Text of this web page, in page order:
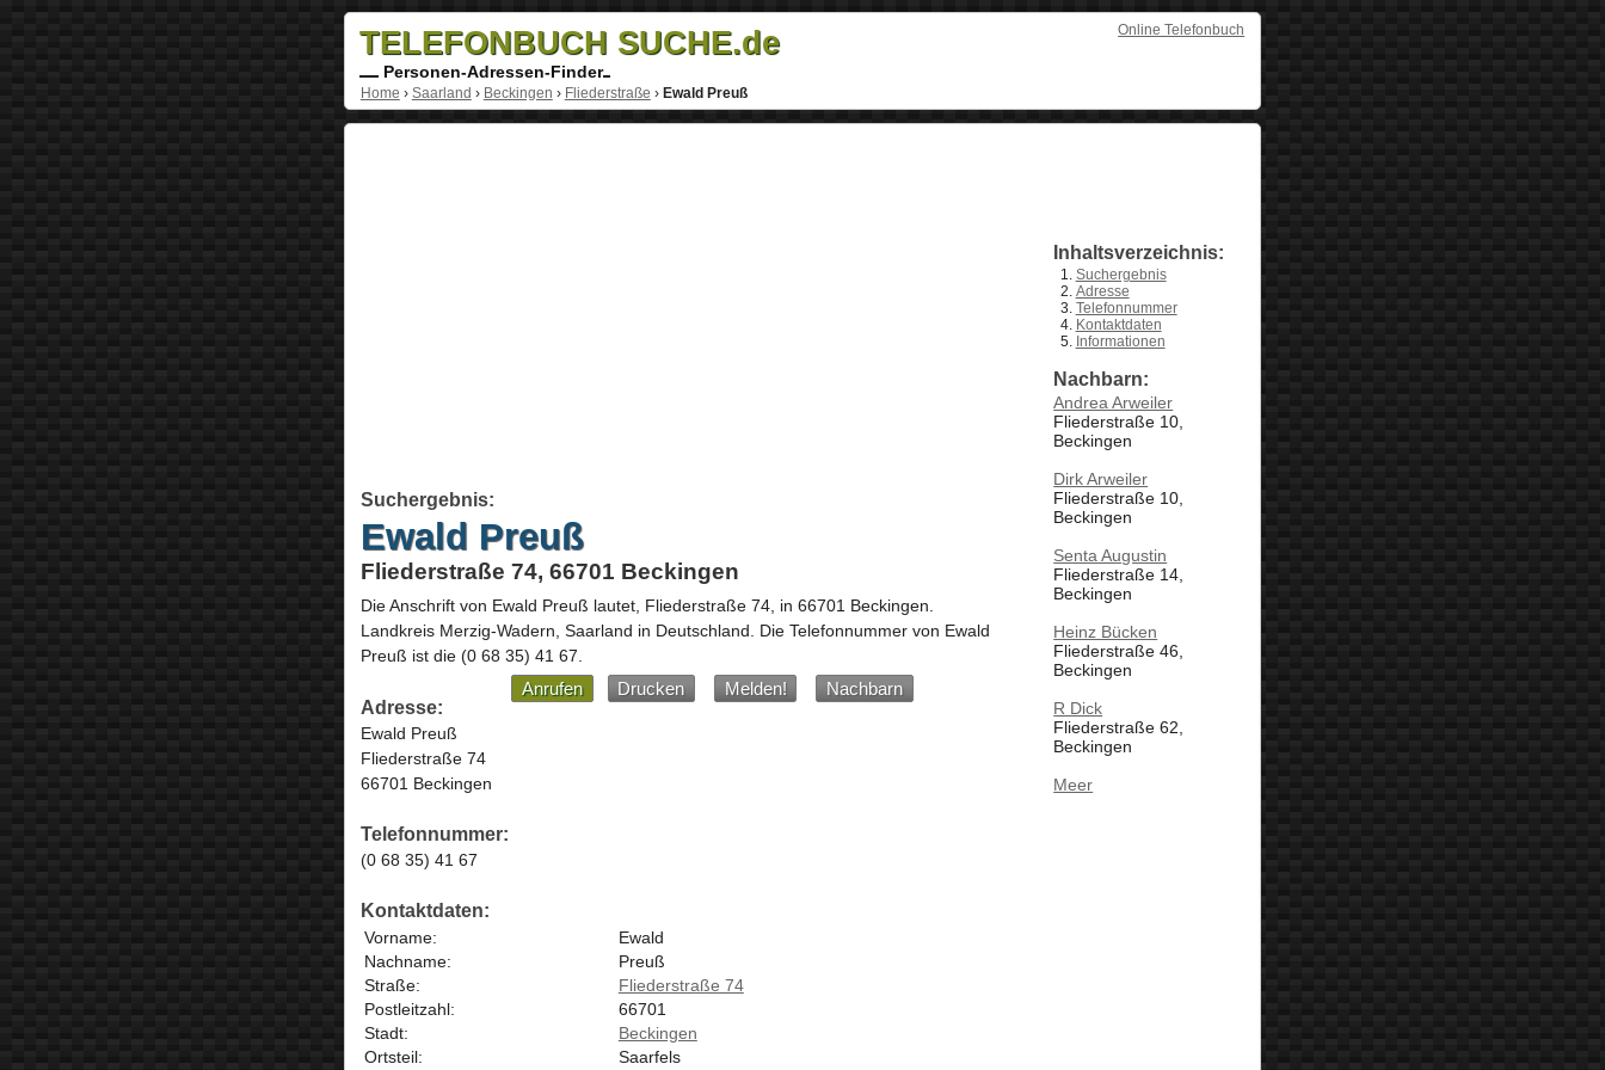
Online Telefonbuch
TELEFONBUCH SUCHE.de
Personen-Adressen-Finder
Home › Saarland › Beckingen › Fliederstraße › Ewald Preuß
Suchergebnis:
Ewald Preuß
Fliederstraße 74, 66701 Beckingen
Die Anschrift von Ewald Preuß lautet, Fliederstraße 74, in 66701 Beckingen.
Landkreis Merzig-Wadern, Saarland in Deutschland. Die Telefonnummer von Ewald
Preuß ist die (0 68 35) 41 67.
Anrufen Drucken Melden!
Nachbarn
Adresse:
Ewald Preuß
Fliederstraße 74
66701 Beckingen
Telefonnummer:
(0 68 35) 41 67
Kontaktdaten:
Vorname:
Ewald
Nachname:
Preuß
Straße:
Fliederstraße 74
Postleitzahl:
66701
Stadt:
Beckingen
Ortsteil:
Saarfels
Inhaltsverzeichnis:
Suchergebnis
Adresse
Telefonnummer
Kontaktdaten
Informationen
Nachbarn:
Andrea Arweiler
Fliederstraße 10,
Beckingen
Dirk Arweiler
Fliederstraße 10,
Beckingen
Senta Augustin
Fliederstraße 14,
Beckingen
Heinz Bücken
Fliederstraße 46,
Beckingen
R Dick
Fliederstraße 62,
Beckingen
Meer